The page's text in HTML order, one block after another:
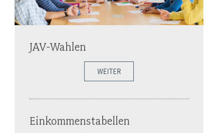
JAV-Wahlen
WEITER
Einkommenstabellen